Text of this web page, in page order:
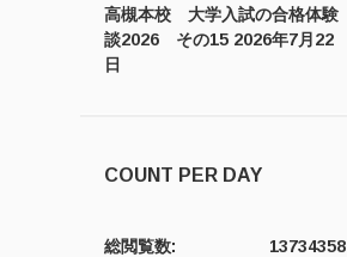
高槻本校 大学入試の合格体験
談2026 その15 2026年7月22
日
COUNT PER DAY
13734358
総閲覧数: